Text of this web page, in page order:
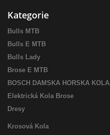
Kategorie
Bulls MTB
Bulls E MTB
Bulls Lady
Brose E MTB
BOSCH DAMSKA HORSKA KOLA
Elektrická Kola Brose
Dresy
Krosová Kola